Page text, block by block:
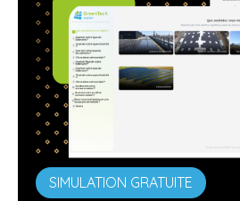
SIMULATION GRATUITE